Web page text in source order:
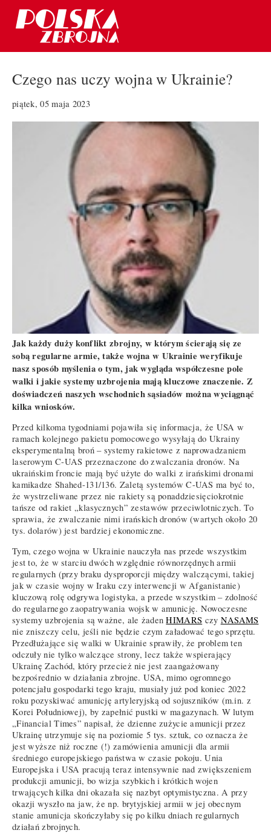
Czego nas uczy wojna w Ukrainie?
piątek, 05 maja 2023
Jak każdy duży konflikt zbrojny, w którym ścierają się ze
sobą regularne armie, także wojna w Ukrainie weryfikuje
nasz sposób myślenia o tym, jak wygląda współczesne pole
walki i jakie systemy uzbrojenia mają kluczowe znaczenie. Z
doświadczeń naszych wschodnich sąsiadów można wyciągnąć
kilka wniosków.
Przed kilkoma tygodniami pojawiła się informacja, że USA w
ramach kolejnego pakietu pomocowego wysyłają do Ukrainy
eksperymentalną broń – systemy rakietowe z naprowadzaniem
laserowym C-UAS przeznaczone do zwalczania dronów. Na
ukraińskim froncie mają być użyte do walki z irańskimi dronami
kamikadze Shahed-131/136. Zaletą systemów C-UAS ma być to,
że wystrzeliwane przez nie rakiety są ponaddziesięciokrotnie
tańsze od rakiet „klasycznych” zestawów przeciwlotniczych. To
sprawia, że zwalczanie nimi irańskich dronów (wartych około 20
tys. dolarów) jest bardziej ekonomiczne.
Tym, czego wojna w Ukrainie nauczyła nas przede wszystkim
jest to, że w starciu dwóch względnie równorzędnych armii
regularnych (przy braku dysproporcji między walczącymi, takiej
jak w czasie wojny w Iraku czy interwencji w Afganistanie)
kluczową rolę odgrywa logistyka, a przede wszystkim – zdolność
do regularnego zaopatrywania wojsk w amunicję. Nowoczesne
systemy uzbrojenia są ważne, ale żadenHIMARS czy NASAMS
nie zniszczy celu, jeśli nie będzie czym załadować tego sprzętu.
Przedłużające się walki w Ukrainie sprawiły, że problem ten
odczuły nie tylko walczące strony, lecz także wspierający
Ukrainę Zachód, który przecież nie jest zaangażowany
bezpośrednio w działania zbrojne. USA, mimo ogromnego
potencjału gospodarki tego kraju, musiały już pod koniec 2022
roku pozyskiwać amunicję artyleryjską od sojuszników (m.in. z
Korei Południowej), by zapełnić pustki w magazynach. W lutym
„Financial Times” napisał, że dzienne zużycie amunicji przez
Ukrainę utrzymuje się na poziomie 5 tys. sztuk, co oznacza że
jest wyższe niż roczne (!) zamówienia amunicji dla armii
średniego europejskiego państwa w czasie pokoju. Unia
Europejska i USA pracują teraz intensywnie nad zwiększeniem
produkcji amunicji, bo wizja szybkich i krótkich wojen
trwających kilka dni okazała się nazbyt optymistyczna. A przy
okazji wyszło na jaw, że np. brytyjskiej armii w jej obecnym
stanie amunicja skończyłaby się po kilku dniach regularnych
działań zbrojnych.